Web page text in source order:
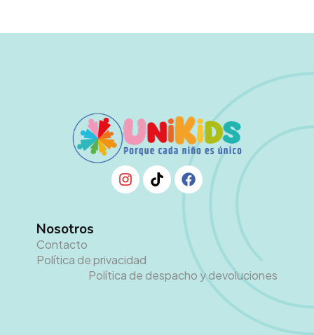
Nosotros
Contacto
Política de privacidad
Política de despacho y devoluciones